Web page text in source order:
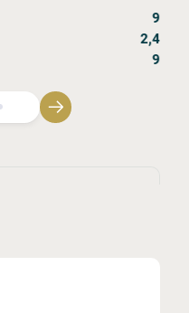
97
2,46
90